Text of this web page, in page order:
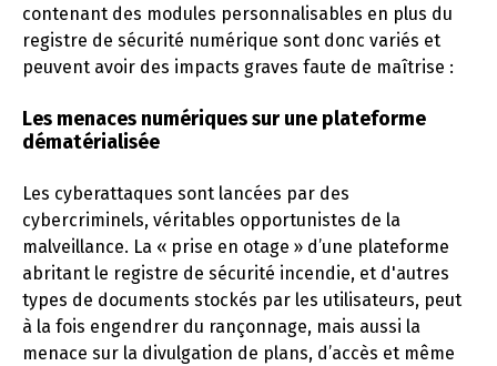
contenant des modules personnalisables en plus du
registre de sécurité numérique sont donc variés et
peuvent avoir des impacts graves faute de maîtrise :
Les menaces numériques sur une plateforme
dématérialisée
Les cyberattaques sont lancées par des
cybercriminels, véritables opportunistes de la
malveillance. La « prise en otage » d’une plateforme
abritant le registre de sécurité incendie, et d'autres
types de documents stockés par les utilisateurs, peut
à la fois engendrer du rançonnage, mais aussi la
menace sur la divulgation de plans, d’accès et même